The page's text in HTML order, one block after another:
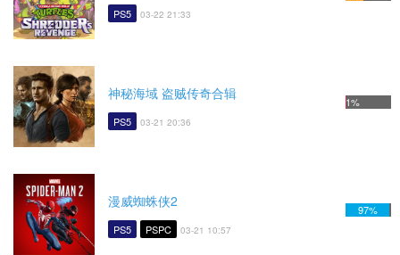
PS5 03-22 21:33
神秘海域 盗贼传奇合辑
PS5 03-21 20:36
1%
漫威蜘蛛侠2
PS5 PSPC 03-21 10:57
97%